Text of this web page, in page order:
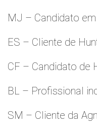
MJ – Candidato
ES – Cliente de
CF – Candidato de
BL – Profissional
SM – Cliente da